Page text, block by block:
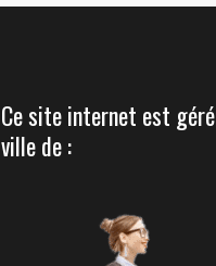
Ce site internet est
ville de :